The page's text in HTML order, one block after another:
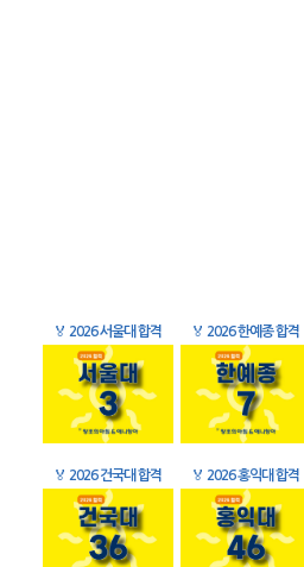
🏅 2026 서울대 합격 🏅 2026 한예종 합격
🏅 2026 건국대 합격 🏅 2026 홍익대 합격